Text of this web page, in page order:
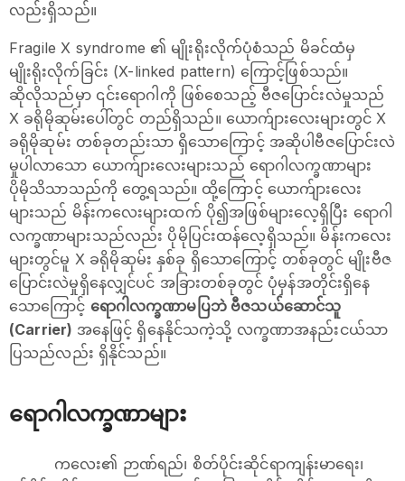
လည်းရှိသည်။
Fragile X syndrome ၏ မျိုးရိုးလိုက်ပုံစံသည် မိခင်ထံမှ
မျိုးရိုးလိုက်ခြင်း (X-linked pattern) ကြောင့်ဖြစ်သည်။
ဆိုလိုသည်မှာ ၎င်းရောဂါကို ဖြစ်စေသည့် ဗီဇပြောင်းလဲမှုသည်
X ခရိုမိုဆုမ်းပေါ်တွင် တည်ရှိသည်။ ယောက်ျားလေးများတွင် X
ခရိုမိုဆုမ်း တစ်ခုတည်းသာ ရှိသောကြောင့် အဆိုပါဗီဇပြောင်းလဲ
မှုပါလာသော ယောက်ျားလေးများသည် ရောဂါလက္ခဏာများ
ပိုမိုသိသာသည်ကို တွေ့ရသည်။ ထို့ကြောင့် ယောက်ျားလေး
များသည် မိန်းက‌လေးများထက် ပို၍အဖြစ်များလေ့ရှိပြီး ရောဂါ
လက္ခဏာများသည်လည်း ပိုမိုပြင်းထန်လေ့ရှိသည်။ မိန်းကလေး
များတွင်မူ X ခရိုမိုဆုမ်း နှစ်ခု ရှိသောကြောင့် တစ်ခုတွင် မျိုးဗီဇ
ပြောင်းလဲမှုရှိနေလျှင်ပင် အခြားတစ်ခုတွင် ပုံမှန်အတိုင်းရှိနေ
သောကြောင့် ရောဂါလက္ခဏာမပြဘဲ ဗီဇသယ်ဆောင်သူ
(Carrier) အနေဖြင့် ရှိနေနိုင်သကဲ့သို့ လက္ခဏာအနည်းငယ်သာ
ပြသည်လည်း ရှိနိုင်သည်။
ရောဂါလက္ခဏာများ
ကလေး၏ ဉာဏ်ရည်၊ စိတ်ပိုင်းဆိုင်ရာကျန်းမာရေး၊